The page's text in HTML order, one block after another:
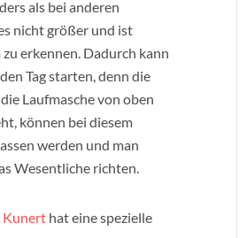
als bei anderen
nicht größer und ist
erkennen. Dadurch kann
Tag starten, denn die
Laufmasche von oben
können bei diesem
werden und man
Wesentliche richten.
Kunert hat eine spezielle